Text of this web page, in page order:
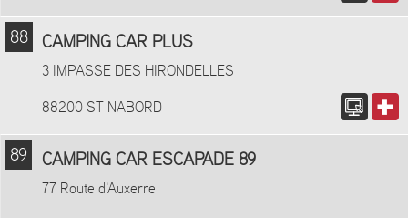
88 CAMPING CAR PLUS
3 IMPASSE DES HIRONDELLES
88200 ST NABORD
89 CAMPING CAR ESCAPADE 89
77 Route d'Auxerre